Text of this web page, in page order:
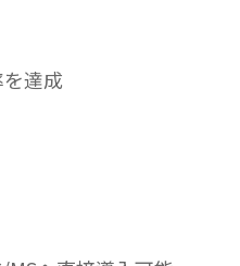
達成